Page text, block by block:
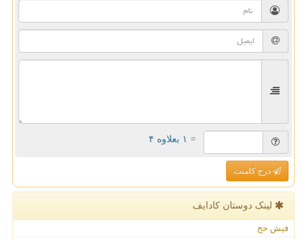
= ۱ بعلاوه ۴
درج کامنت
لینک دوستان كادایف
فیش حج